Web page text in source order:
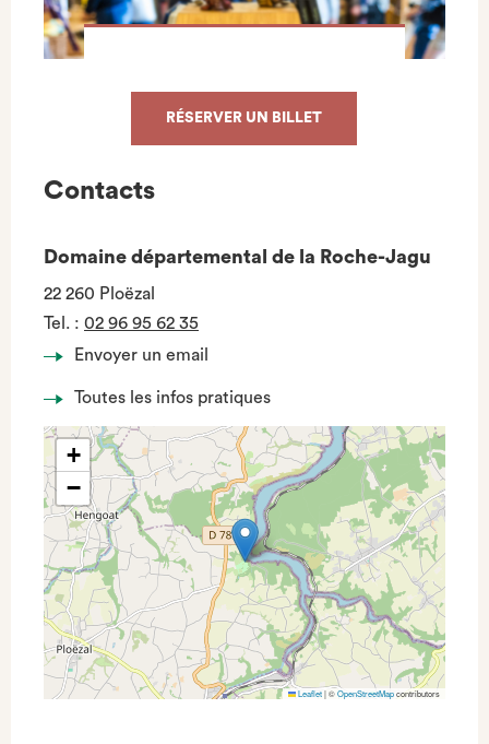
RÉSERVER UN BILLET
Contacts
Domaine départemental de la Roche-Jagu
22 260 Ploëzal
Tel. : 02 96 95 62 35
Envoyer un email
Toutes les infos pratiques
+
−
Leaflet|©OpenStreetMapcontributors